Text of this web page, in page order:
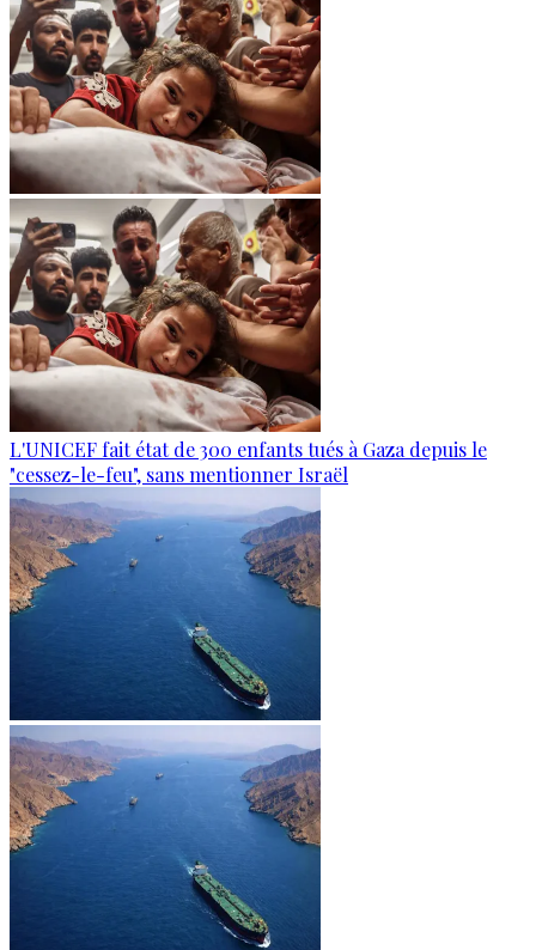
L'UNICEF fait état de 300 enfants tués à Gaza depuis le
"cessez-le-feu", sans mentionner Israël